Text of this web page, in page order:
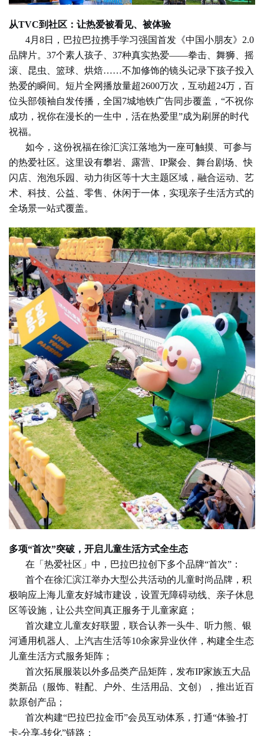
从TVC到社区：让热爱被看见、被体验
4月8日，巴拉巴拉携手学习强国首发《中国小朋友》2.0
品牌片。37个素人孩子、37种真实热爱——拳击、舞狮、摇
滚、昆虫、篮球、烘焙……不加修饰的镜头记录下孩子投入
热爱的瞬间。短片全网播放量超2600万次，互动超24万，百
位头部领袖自发传播，全国7城地铁广告同步覆盖，“不祝你
成功，祝你在漫长的一生中，活在热爱里”成为刷屏的时代
祝福。
如今，这份祝福在徐汇滨江落地为一座可触摸、可参与
的热爱社区。这里设有攀岩、露营、IP聚会、舞台剧场、快
闪店、泡泡乐园、动力街区等十大主题区域，融合运动、艺
术、科技、公益、零售、休闲于一体，实现亲子生活方式的
全场景一站式覆盖。
多项“首次”突破，开启儿童生活方式全生态
在「热爱社区」中，巴拉巴拉创下多个品牌“首次”：
首个在徐汇滨江举办大型公共活动的儿童时尚品牌，积
极响应上海儿童友好城市建设，设置无障碍动线、亲子休息
区等设施，让公共空间真正服务于儿童家庭；
首次建立儿童友好联盟，联合认养一头牛、听力熊、银
河通用机器人、上汽吉生活等10余家异业伙伴，构建全生态
儿童生活方式服务矩阵；
首次拓展服装以外多品类产品矩阵，发布IP家族五大品
类新品（服饰、鞋配、户外、生活用品、文创），推出近百
款原创产品；
首次构建“巴拉巴拉金币”会员互动体系，打通“体验-打
卡-分享-转化”链路；